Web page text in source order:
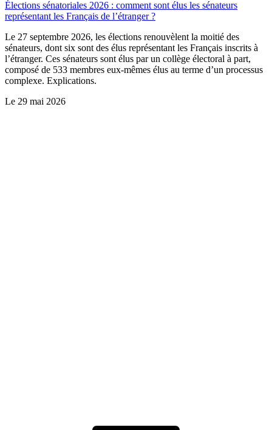
Élections sénatoriales 2026 : comment sont élus les sénateurs
représentant les Français de l’étranger ?
Le 27 septembre 2026, les élections renouvèlent la moitié des
sénateurs, dont six sont des élus représentant les Français inscrits à
l’étranger. Ces sénateurs sont élus par un collège électoral à part,
composé de 533 membres eux-mêmes élus au terme d’un processus
complexe. Explications.
Le 29 mai 2026